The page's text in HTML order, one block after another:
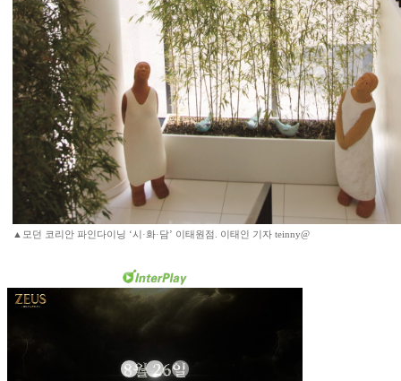
▲모던 코리안 파인다이닝 ‘시·화·담’ 이태원점. 이태인 기자 teinny@